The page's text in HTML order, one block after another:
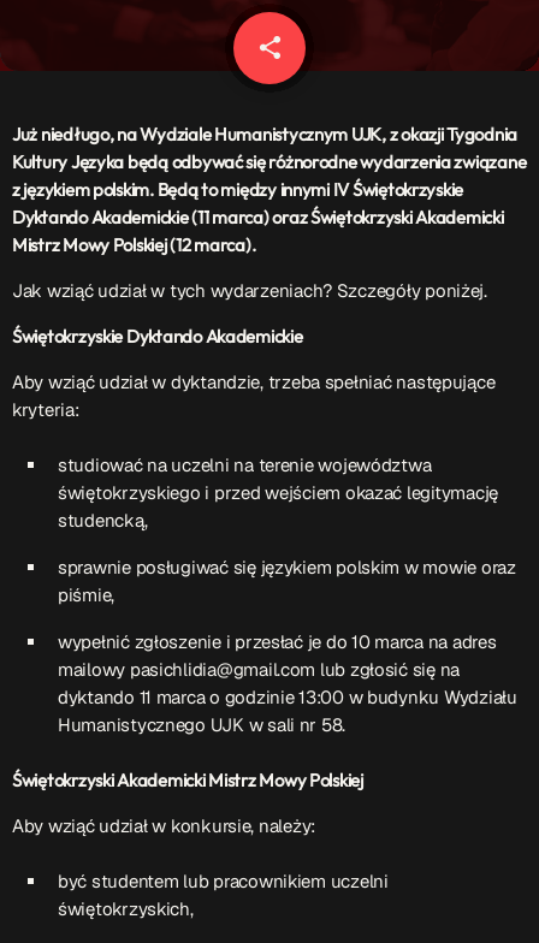
Patronat Medialny
O nas keyboard_arrow_down
EKIPA
Rekrutacja Fraszka
Podcasty
Przydatne linki
Klub WSPAK
Wirtualna Uczelnia
Punkt Interwencji Kryzysowej
Przydatne informacje
O nas– jedyna w Kielcach studencka stacja radiowa.
Projekt ruszył w październiku 2015 roku z inicjatywy
kieleckich studentówCzytaj.wiecej…
Patronat medialny Radia Fraszka
– regulamin, logotypy,
itp.Czytaj więcej…
Wyszukaj
share
email
Już niedługo, na Wydziale Humanistycznym UJK, z okazji Tygodnia
Kultury Języka będą odbywać się różnorodne wydarzenia związane
z językiem polskim. Będą to między innymi IV Świętokrzyskie
Dyktando Akademickie (11 marca) oraz Świętokrzyski Akademicki
Mistrz Mowy Polskiej (12 marca).
Jak wziąć udział w tych wydarzeniach? Szczegóły poniżej.
Świętokrzyskie Dyktando Akademickie
Aby wziąć udział w dyktandzie, trzeba spełniać następujące
kryteria:
studiować na uczelni na terenie województwa
świętokrzyskiego i przed wejściem okazać legitymację
studencką,
sprawnie posługiwać się językiem polskim w mowie oraz
piśmie,
wypełnić zgłoszenie i przesłać je do 10 marca na adres
mailowy pasichlidia@gmail.com lub zgłosić się na
dyktando 11 marca o godzinie 13:00 w budynku Wydziału
Humanistycznego UJK w sali nr 58.
Świętokrzyski Akademicki Mistrz Mowy Polskiej
Aby wziąć udział w konkursie, należy:
być studentem lub pracownikiem uczelni
świętokrzyskich,